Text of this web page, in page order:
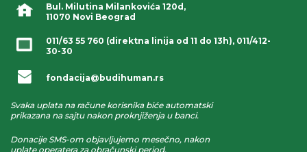
Bul. Milutina Milankovića 120d,
11070 Novi Beograd
011/63 55 760 (direktna linija od 11 do 13h), 011/412-
30-30
fondacija@budihuman.rs
Svaka uplata na račune korisnika biće automatski
prikazana na sajtu nakon proknjiženja u banci.
Donacije SMS-om objavljujemo mesečno, nakon
uplate operatera za obračunski period.